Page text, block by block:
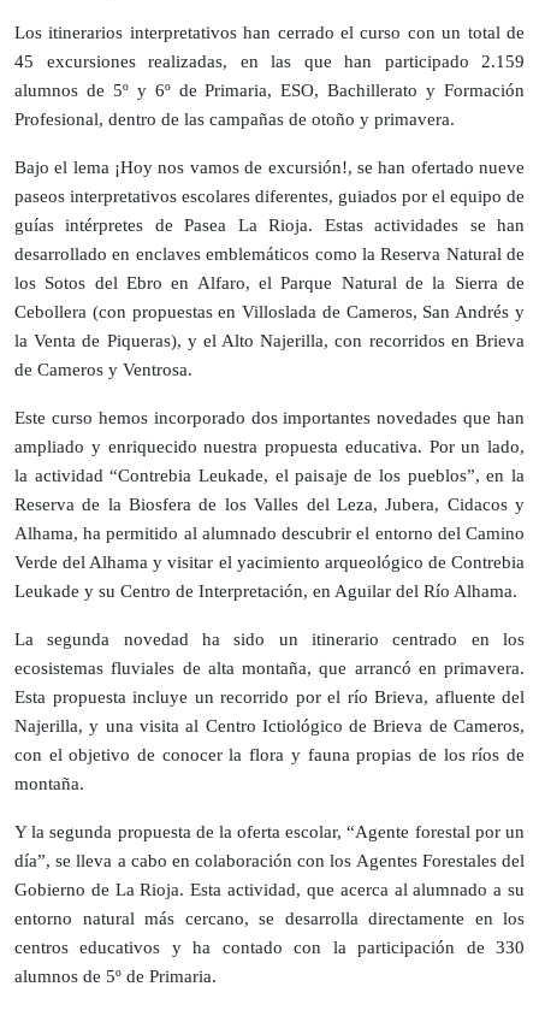
Los itinerarios interpretativos han cerrado el curso con un total de
45 excursiones realizadas, en las que han participado 2.159
alumnos de 5º y 6º de Primaria, ESO, Bachillerato y Formación
Profesional, dentro de las campañas de otoño y primavera.
Bajo el lema ¡Hoy nos vamos de excursión!, se han ofertado nueve
paseos interpretativos escolares diferentes, guiados por el equipo de
guías intérpretes de Pasea La Rioja. Estas actividades se han
desarrollado en enclaves emblemáticos como la Reserva Natural de
los Sotos del Ebro en Alfaro, el Parque Natural de la Sierra de
Cebollera (con propuestas en Villoslada de Cameros, San Andrés y
la Venta de Piqueras), y el Alto Najerilla, con recorridos en Brieva
de Cameros y Ventrosa.
Este curso hemos incorporado dos importantes novedades que han
ampliado y enriquecido nuestra propuesta educativa. Por un lado,
la actividad “Contrebia Leukade, el paisaje de los pueblos”, en la
Reserva de la Biosfera de los Valles del Leza, Jubera, Cidacos y
Alhama, ha permitido al alumnado descubrir el entorno del Camino
Verde del Alhama y visitar el yacimiento arqueológico de Contrebia
Leukade y su Centro de Interpretación, en Aguilar del Río Alhama.
La segunda novedad ha sido un itinerario centrado en los
ecosistemas fluviales de alta montaña, que arrancó en primavera.
Esta propuesta incluye un recorrido por el río Brieva, afluente del
Najerilla, y una visita al Centro Ictiológico de Brieva de Cameros,
con el objetivo de conocer la flora y fauna propias de los ríos de
montaña.
Y la segunda propuesta de la oferta escolar, “Agente forestal por un
día”, se lleva a cabo en colaboración con los Agentes Forestales del
Gobierno de La Rioja. Esta actividad, que acerca al alumnado a su
entorno natural más cercano, se desarrolla directamente en los
centros educativos y ha contado con la participación de 330
alumnos de 5º de Primaria.